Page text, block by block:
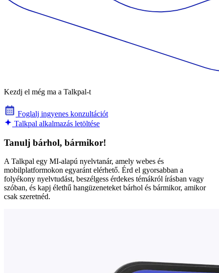
Kezdj el még ma a Talkpal-t
Foglalj ingyenes konzultációt
Talkpal alkalmazás letöltése
Tanulj bárhol, bármikor!
A Talkpal egy MI-alapú nyelvtanár, amely webes és
mobilplatformokon egyaránt elérhető. Érd el gyorsabban a
folyékony nyelvtudást, beszélgess érdekes témákról írásban vagy
szóban, és kapj élethű hangüzeneteket bárhol és bármikor, amikor
csak szeretnéd.